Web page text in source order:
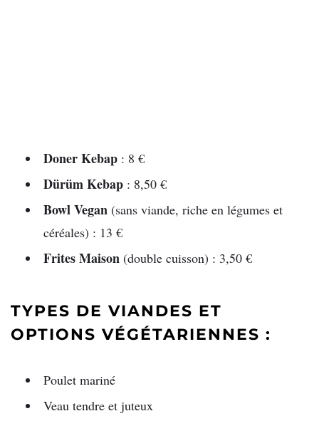
Doner Kebap : 8 €
Dürüm Kebap : 8,50 €
Bowl Vegan (sans viande, riche en légumes et
céréales) : 13 €
Frites Maison (double cuisson) : 3,50 €
TYPES DE VIANDES ET
OPTIONS VÉGÉTARIENNES :
Poulet mariné
Veau tendre et juteux